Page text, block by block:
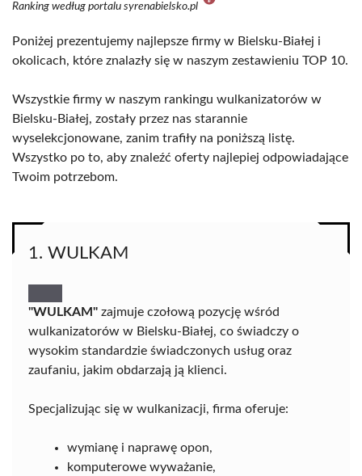
Ranking według portalu syrenabielsko.pl
Poniżej prezentujemy najlepsze firmy w Bielsku-Białej i
okolicach, które znalazły się w naszym zestawieniu TOP 10.
Wszystkie firmy w naszym rankingu wulkanizatorów w
Bielsku-Białej, zostały przez nas starannie
wyselekcjonowane, zanim trafiły na poniższą listę.
Wszystko po to, aby znaleźć oferty najlepiej odpowiadające
Twoim potrzebom.
1. WULKAM
"WULKAM" zajmuje czołową pozycję wśród
wulkanizatorów w Bielsku-Białej, co świadczy o
wysokim standardzie świadczonych usług oraz
zaufaniu, jakim obdarzają ją klienci.
Specjalizując się w wulkanizacji, firma oferuje:
wymianę i naprawę opon,
komputerowe wyważanie,